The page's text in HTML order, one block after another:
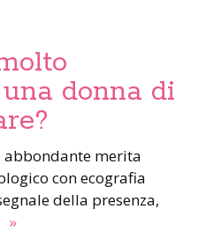
donna di
con ecografia
della presenza,
»